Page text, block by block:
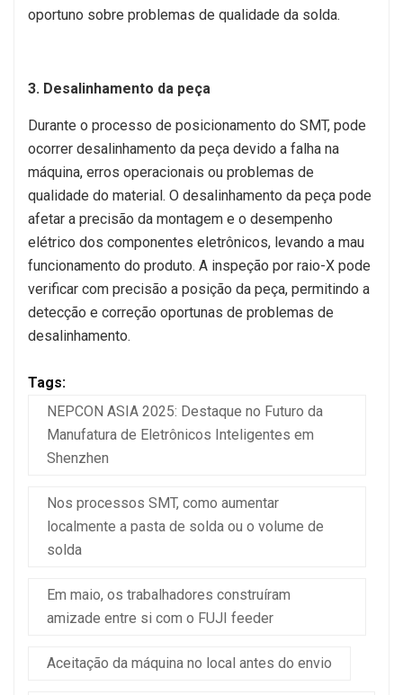
oportuno sobre problemas de qualidade da solda.
3. Desalinhamento da peça
Durante o processo de posicionamento do SMT, pode
ocorrer desalinhamento da peça devido a falha na
máquina, erros operacionais ou problemas de
qualidade do material. O desalinhamento da peça pode
afetar a precisão da montagem e o desempenho
elétrico dos componentes eletrônicos, levando a mau
funcionamento do produto. A inspeção por raio-X pode
verificar com precisão a posição da peça, permitindo a
detecção e correção oportunas de problemas de
desalinhamento.
Tags:
NEPCON ASIA 2025: Destaque no Futuro da
Manufatura de Eletrônicos Inteligentes em
Shenzhen
Nos processos SMT, como aumentar
localmente a pasta de solda ou o volume de
solda
Em maio, os trabalhadores construíram
amizade entre si com o FUJI feeder
Aceitação da máquina no local antes do envio